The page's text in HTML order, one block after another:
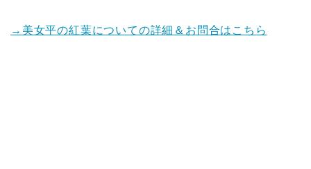
→美女平の紅葉についての詳細＆お問合はこちら